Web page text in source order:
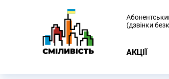
(дзвінки
АКЦІЇ